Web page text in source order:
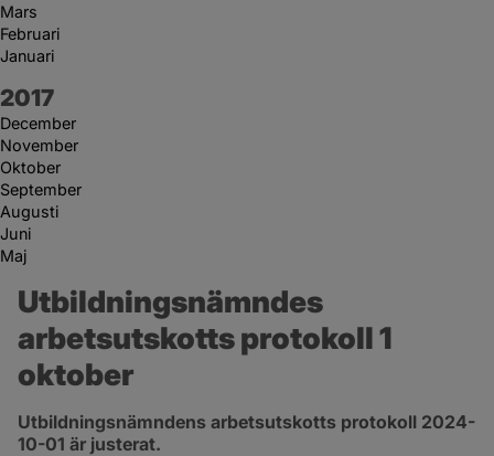
Mars
Februari
Januari
År:
2017
December
November
Oktober
September
Augusti
Juni
Maj
Utbildningsnämndes
arbetsutskotts protokoll 1
oktober
Utbildningsnämndens arbetsutskotts protokoll 2024-
10-01 är justerat.